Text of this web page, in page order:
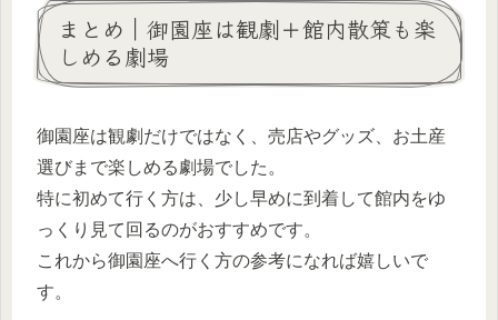
まとめ｜御園座は観劇＋館内散策も楽
しめる劇場
御園座は観劇だけではなく、売店やグッズ、お土産
選びまで楽しめる劇場でした。
特に初めて行く方は、少し早めに到着して館内をゆ
っくり見て回るのがおすすめです。
これから御園座へ行く方の参考になれば嬉しいで
す。